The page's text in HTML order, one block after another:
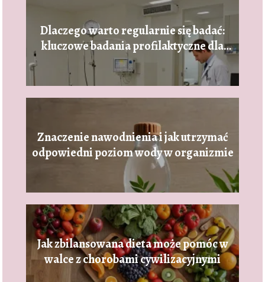
Dlaczego warto regularnie się badać:
kluczowe badania profilaktyczne dla
dorosłych
Znaczenie nawodnienia i jak utrzymać
odpowiedni poziom wody w organizmie
Jak zbilansowana dieta może pomóc w
walce z chorobami cywilizacyjnymi